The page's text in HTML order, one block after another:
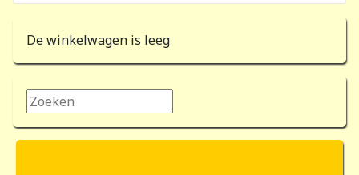
De winkelwagen is leeg
Zoeken...